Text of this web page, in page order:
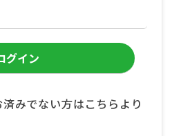
みでない方はこちらより